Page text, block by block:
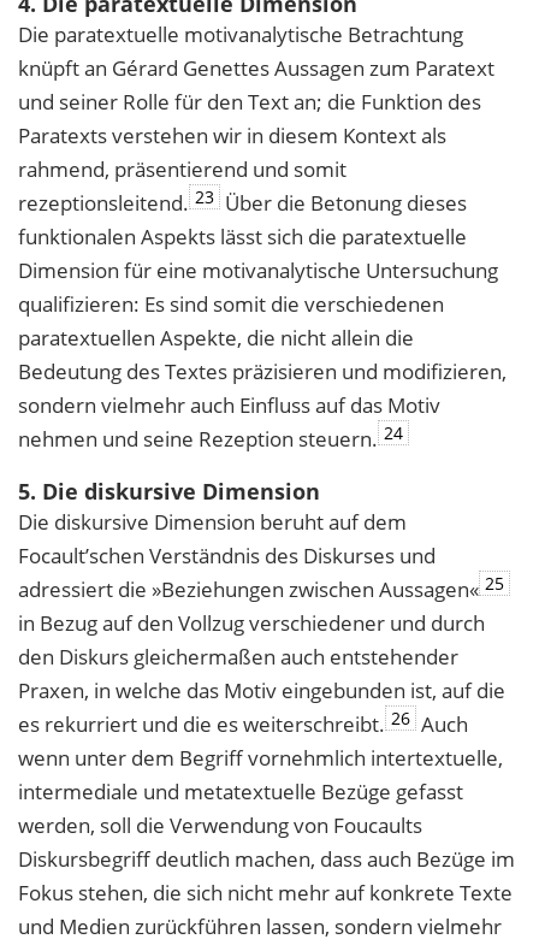
Die paratextuelle motivanalytische Betrachtung
knüpft an Gérard Genettes Aussagen zum Paratext
und seiner Rolle für den Text an; die Funktion des
Paratexts verstehen wir in diesem Kontext als
rahmend, präsentierend und somit
rezeptionsleitend. 23 Über die Betonung dieses
funktionalen Aspekts lässt sich die paratextuelle
Dimension für eine motivanalytische Untersuchung
qualifizieren: Es sind somit die verschiedenen
paratextuellen Aspekte, die nicht allein die
Bedeutung des Textes präzisieren und modifizieren,
sondern vielmehr auch Einfluss auf das Motiv
nehmen und seine Rezeption steuern. 24
5. Die diskursive Dimension
Die diskursive Dimension beruht auf dem
Focault’schen Verständnis des Diskurses und
adressiert die »Beziehungen zwischen Aussagen« 25
in Bezug auf den Vollzug verschiedener und durch
den Diskurs gleichermaßen auch entstehender
Praxen, in welche das Motiv eingebunden ist, auf die
es rekurriert und die es weiterschreibt. 26 Auch
wenn unter dem Begriff vornehmlich intertextuelle,
intermediale und metatextuelle Bezüge gefasst
werden, soll die Verwendung von Foucaults
Diskursbegriff deutlich machen, dass auch Bezüge im
Fokus stehen, die sich nicht mehr auf konkrete Texte
und Medien zurückführen lassen, sondern vielmehr